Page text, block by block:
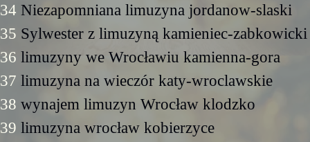
34 Niezapomniana limuzyna jordanow-slaski
35 Sylwester z limuzyną kamieniec-zabkowicki
36 limuzyny we Wrocławiu kamienna-gora
37 limuzyna na wieczór katy-wroclawskie
38 wynajem limuzyn Wrocław klodzko
39 limuzyna wrocław kobierzyce